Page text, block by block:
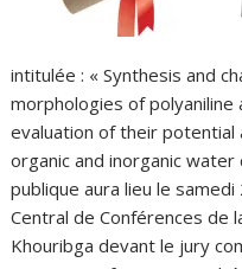
intitulée : « Synthesis and
morphologies of polyaniline
evaluation of their
organic and inorganic
publique aura lieu le samedi
Central de Conférences de
Khouribga devant le jury